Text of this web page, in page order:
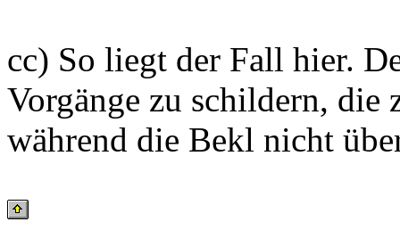
cc) So liegt der Fall hier.
Vorgänge zu schildern,
während die Bekl nicht